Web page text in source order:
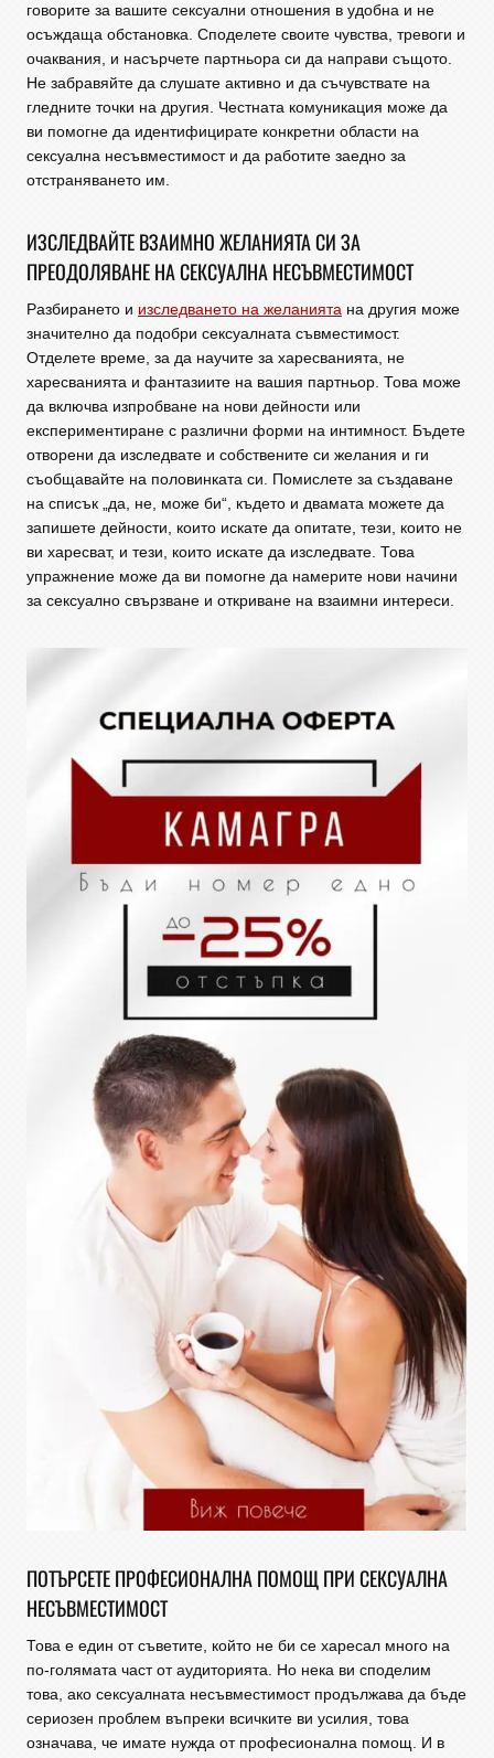
говорите за вашите сексуални отношения в удобна и не
осъждаща обстановка. Споделете своите чувства, тревоги и
очаквания, и насърчете партньора си да направи същото.
Не забравяйте да слушате активно и да съчувствате на
гледните точки на другия. Честната комуникация може да
ви помогне да идентифицирате конкретни области на
сексуална несъвместимост и да работите заедно за
отстраняването им.
ИЗСЛЕДВАЙТЕ ВЗАИМНО ЖЕЛАНИЯТА СИ ЗА
ПРЕОДОЛЯВАНЕ НА СЕКСУАЛНА НЕСЪВМЕСТИМОСТ
Разбирането и изследването на желанията на другия може
значително да подобри сексуалната съвместимост.
Отделете време, за да научите за харесванията, не
харесванията и фантазиите на вашия партньор. Това може
да включва изпробване на нови дейности или
експериментиране с различни форми на интимност. Бъдете
отворени да изследвате и собствените си желания и ги
съобщавайте на половинката си. Помислете за създаване
на списък „да, не, може би“, където и двамата можете да
запишете дейности, които искате да опитате, тези, които не
ви харесват, и тези, които искате да изследвате. Това
упражнение може да ви помогне да намерите нови начини
за сексуално свързване и откриване на взаимни интереси.
ПОТЪРСЕТЕ ПРОФЕСИОНАЛНА ПОМОЩ ПРИ СЕКСУАЛНА
НЕСЪВМЕСТИМОСТ
Това е един от съветите, който не би се харесал много на
по-голямата част от аудиторията. Но нека ви споделим
това, ако сексуалната несъвместимост продължава да бъде
сериозен проблем въпреки всичките ви усилия, това
означава, че имате нужда от професионална помощ. И в